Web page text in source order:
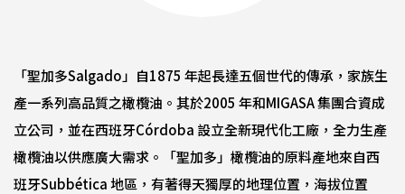
「聖加多Salgado」自1875 年起長達五個世代的傳承，家族生
產一系列高品質之橄欖油。其於2005 年和MIGASA 集團合資成
立公司，並在西班牙Córdoba 設立全新現代化工廠，全力生產
橄欖油以供應廣大需求。「聖加多」橄欖油的原料產地來自西
班牙Subbética 地區，有著得天獨厚的地理位置，海拔位置